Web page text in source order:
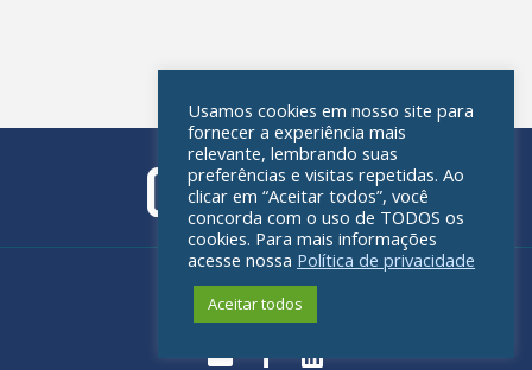
Política de privacidade
Usamos cookies em nosso site para
fornecer a experiência mais
relevante, lembrando suas
preferências e visitas repetidas. Ao
clicar em “Aceitar todos”, você
concorda com o uso de TODOS os
cookies. Para mais informações
acesse nossa Política de privacidade
Aceitar todos